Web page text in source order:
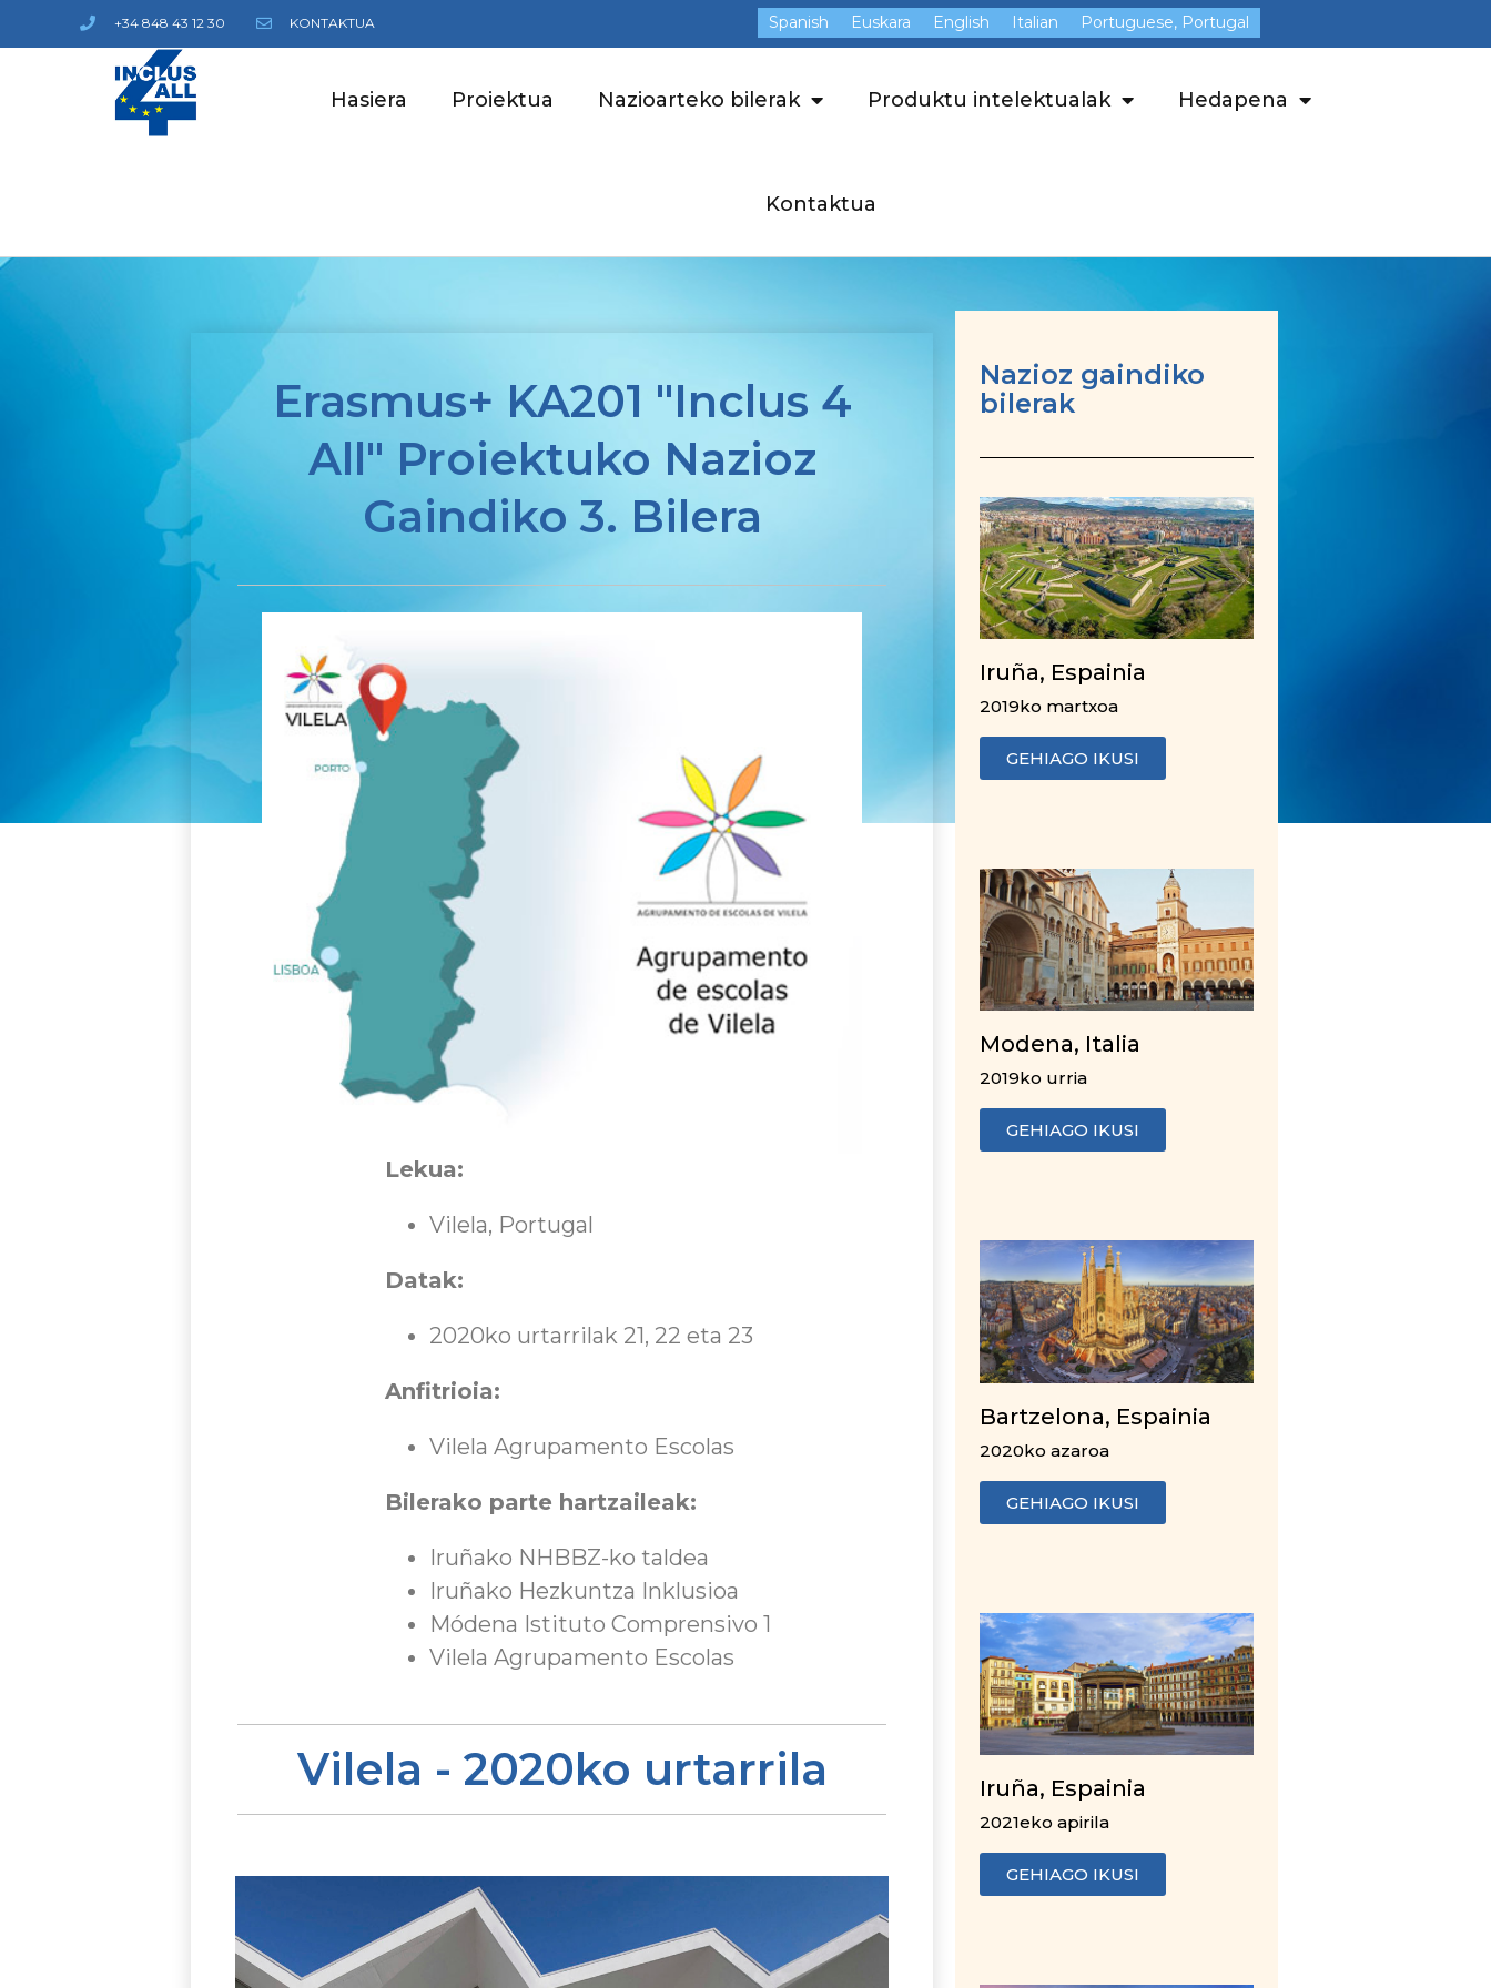
+34 848 43 12 30 KONTAKTUA Spanish Euskara English Italian Portuguese, Portugal
Hasiera Proiektua Nazioarteko bilerak Produktu intelektualak Hedapena
Kontaktua
Erasmus+ KA201 "Inclus 4
All" Proiektuko Nazioz
Gaindiko 3. Bilera
Lekua:
Vilela, Portugal
Datak:
2020ko urtarrilak 21, 22 eta 23
Anfitrioia:
Vilela Agrupamento Escolas
Bilerako parte hartzaileak:
Iruñako NHBBZ-ko taldea
Iruñako Hezkuntza Inklusioa
Módena Istituto Comprensivo 1
Vilela Agrupamento Escolas
Vilela - 2020ko urtarrila
Nazioz gaindiko
bilerak
Iruña, Espainia
2019ko martxoa
GEHIAGO IKUSI
Modena, Italia
2019ko urria
GEHIAGO IKUSI
Bartzelona, Espainia
2020ko azaroa
GEHIAGO IKUSI
Iruña, Espainia
2021eko apirila
GEHIAGO IKUSI